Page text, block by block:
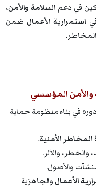
في دعم السلامة والأمن،
استمرارية الأعمال ضمن
والأمن المؤسسي
في بناء منظومة حماية
المخاطر الأمنية.
والأثر.
والأصول.
الأعمالوالجاهزية